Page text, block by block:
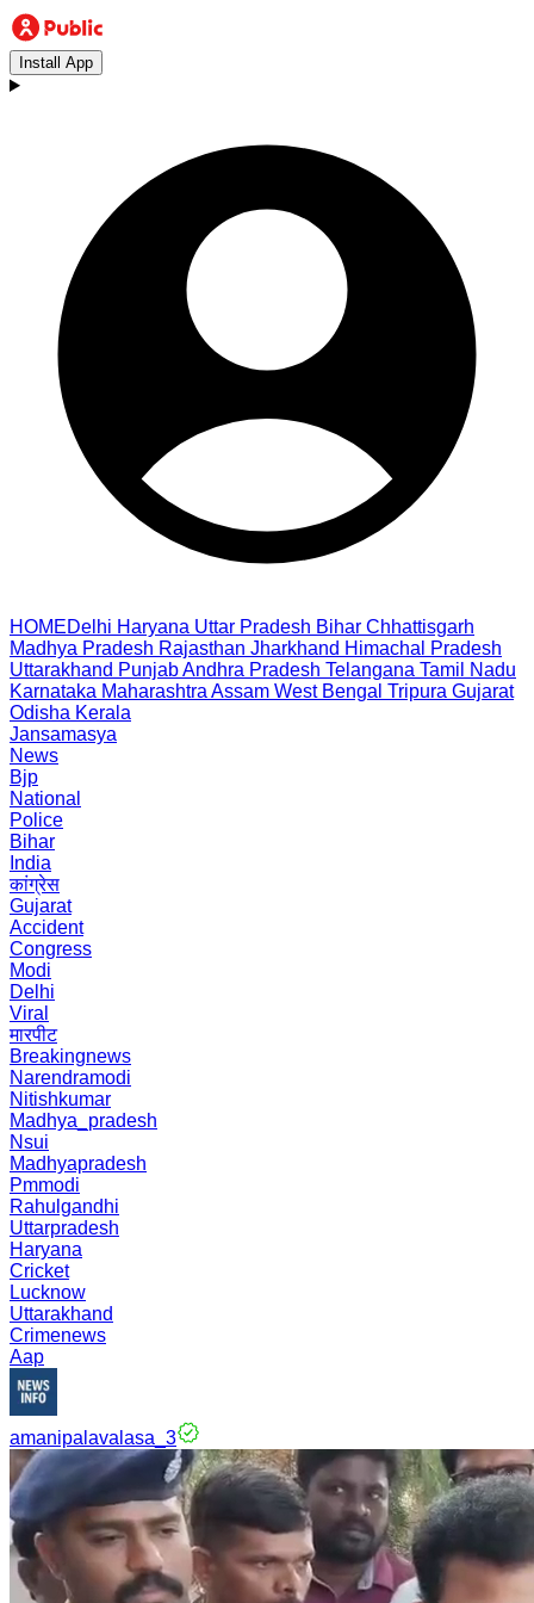
Install App
HOMEDelhi Haryana Uttar Pradesh Bihar Chhattisgarh
Madhya Pradesh Rajasthan Jharkhand Himachal Pradesh
Uttarakhand PunjabAndhra Pradesh Telangana Tamil Nadu
Karnataka Maharashtra Assam West Bengal Tripura Gujarat
Odisha Kerala
Jansamasya
News
Bjp
National
Police
Bihar
India
कांग्रेस
Gujarat
Accident
Congress
Modi
Delhi
Viral
मारपीट
Breakingnews
Narendramodi
Nitishkumar
Madhya_pradesh
Nsui
Madhyapradesh
Pmmodi
Rahulgandhi
Uttarpradesh
Haryana
Cricket
Lucknow
Uttarakhand
Crimenews
Aap
amanipalavalasa_3